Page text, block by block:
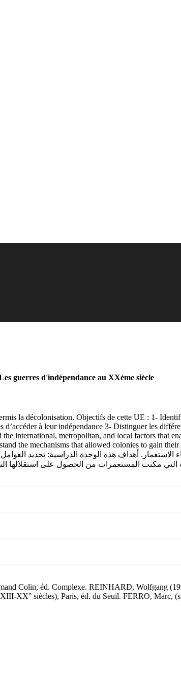
guerres d'indépendance au XXème siècle
la décolonisation. Objectifs de cette UE : 1-
à leur indépendance 3- Distinguer les
the international, metropolitan, and local factors that
the mechanisms that allowed colonies to gain
مكنت المستعمرات من الحصول على استقلالها
Colin, éd. Complexe. REINHARD, Wolfgang
XX° siècles), Paris, éd. du Seuil. FERRO,